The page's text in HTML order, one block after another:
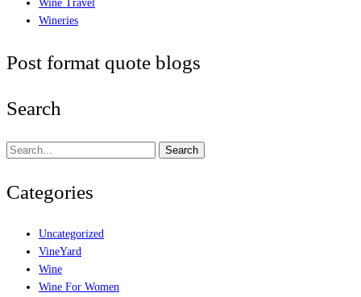
Wine Travel
Wineries
Post format quote blogs
Search
Search
Categories
Uncategorized
VineYard
Wine
Wine For Women